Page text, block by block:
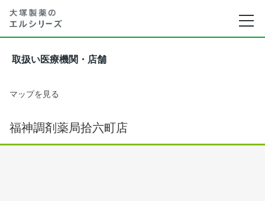
取扱い医療機関・店舗
マップを見る
福神調剤薬局拾六町店